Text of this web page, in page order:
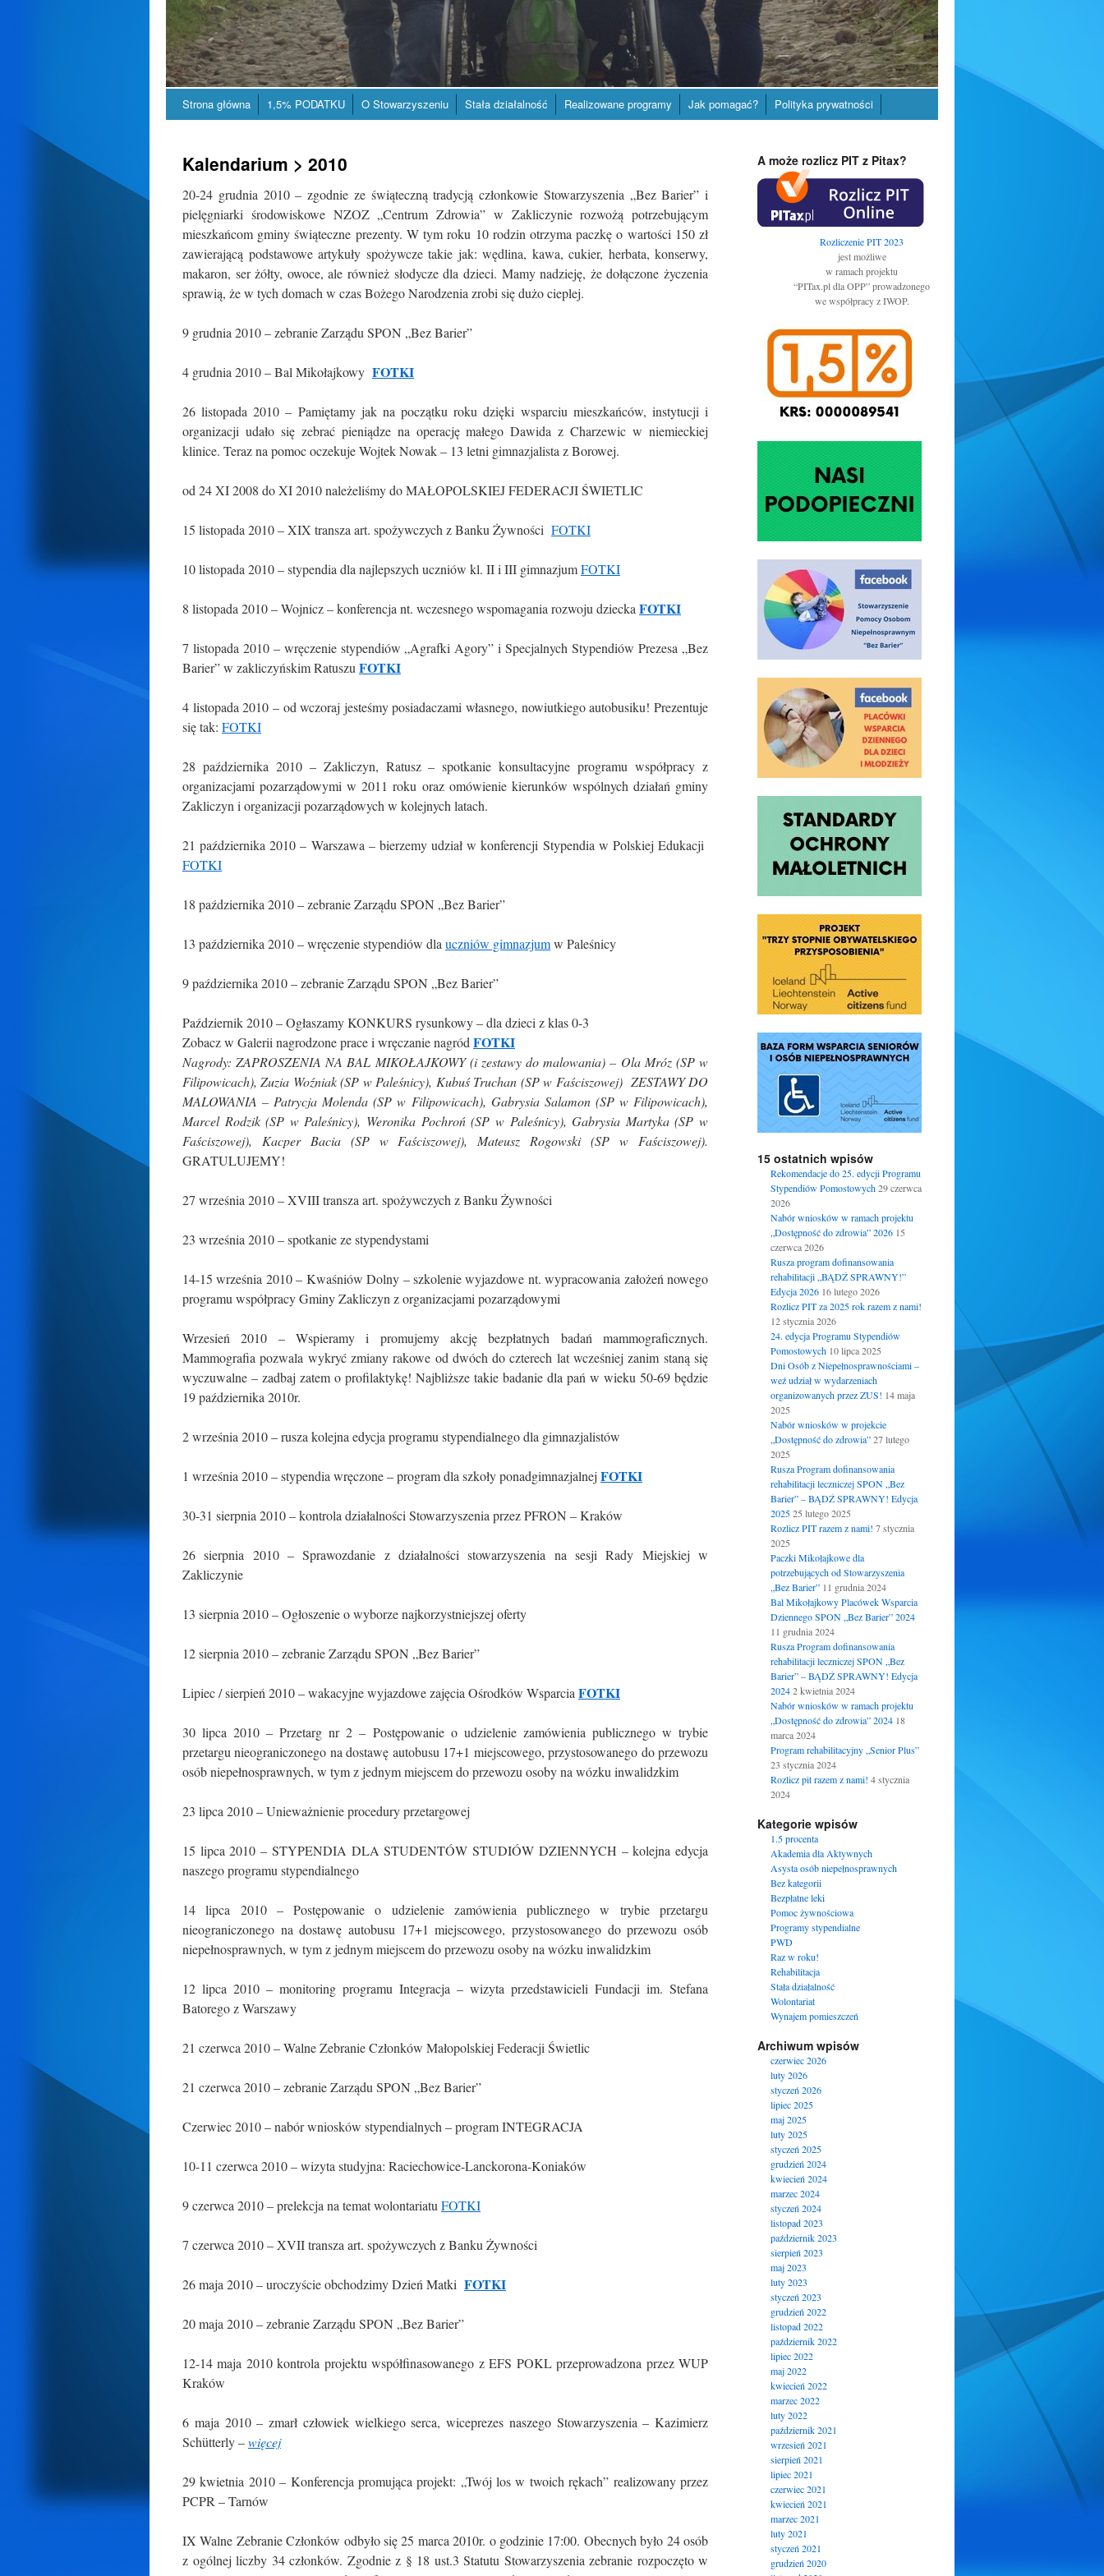
Strona główna 1,5% PODATKU O Stowarzyszeniu Stała działalność Realizowane programy Jak pomagać? Polityka prywatności
Kalendarium > 2010
20-24 grudnia 2010 – zgodnie ze świąteczną tradycją członkowie Stowarzyszenia „Bez Barier” i
pielęgniarki środowiskowe NZOZ „Centrum Zdrowia” w Zakliczynie rozwożą potrzebującym
mieszkańcom gminy świąteczne prezenty. W tym roku 10 rodzin otrzyma paczkę o wartości 150 zł
zawierającą podstawowe artykuły spożywcze takie jak: wędlina, kawa, cukier, herbata, konserwy,
makaron, ser żółty, owoce, ale również słodycze dla dzieci. Mamy nadzieję, że dołączone życzenia
sprawią, że w tych domach w czas Bożego Narodzenia zrobi się dużo cieplej.
9 grudnia 2010 – zebranie Zarządu SPON „Bez Barier”
4 grudnia 2010 – Bal Mikołajkowy FOTKI
26 listopada 2010 – Pamiętamy jak na początku roku dzięki wsparciu mieszkańców, instytucji i
organizacji udało się zebrać pieniądze na operację małego Dawida z Charzewic w niemieckiej
klinice. Teraz na pomoc oczekuje Wojtek Nowak – 13 letni gimnazjalista z Borowej.
od 24 XI 2008 do XI 2010 należeliśmy do MAŁOPOLSKIEJ FEDERACJI ŚWIETLIC
15 listopada 2010 – XIX transza art. spożywczych z Banku Żywności FOTKI
10 listopada 2010 – stypendia dla najlepszych uczniów kl. II i III gimnazjumFOTKI
8 listopada 2010 – Wojnicz – konferencja nt. wczesnego wspomagania rozwoju dziecka FOTKI
7 listopada 2010 – wręczenie stypendiów „Agrafki Agory” i Specjalnych Stypendiów Prezesa „Bez
Barier” w zakliczyńskim Ratuszu FOTKI
4 listopada 2010 – od wczoraj jesteśmy posiadaczami własnego, nowiutkiego autobusiku! Prezentuje
się tak: FOTKI
28 października 2010 – Zakliczyn, Ratusz – spotkanie konsultacyjne programu współpracy z
organizacjami pozarządowymi w 2011 roku oraz omówienie kierunków wspólnych działań gminy
Zakliczyn i organizacji pozarządowych w kolejnych latach.
21 października 2010 – Warszawa – bierzemy udział w konferencji Stypendia w Polskiej Edukacji
FOTKI
18 października 2010 – zebranie Zarządu SPON „Bez Barier”
13 października 2010 – wręczenie stypendiów dla uczniów gimnazjumw Paleśnicy
9 października 2010 – zebranie Zarządu SPON „Bez Barier”
Październik 2010 – Ogłaszamy KONKURS rysunkowy – dla dzieci z klas 0-3
Zobacz w Galerii nagrodzone prace i wręczanie nagród FOTKI
Nagrody:ZAPROSZENIA NA BAL MIKOŁAJKOWY (i zestawy do malowania) – Ola Mróz (SP w
Filipowicach), Zuzia Woźniak (SP w Paleśnicy), Kubuś Truchan (SP w Faściszowej) ZESTAWY DO
MALOWANIA – Patrycja Molenda (SP w Filipowicach), Gabrysia Salamon (SP w Filipowicach),
Marcel Rodzik (SP w Paleśnicy), Weronika Pochroń (SP w Paleśnicy), Gabrysia Martyka (SP w
Faściszowej), Kacper Bacia (SP w Faściszowej), Mateusz Rogowski (SP w Faściszowej).
GRATULUJEMY!
27 września 2010 – XVIII transza art. spożywczych z Banku Żywności
23 września 2010 – spotkanie ze stypendystami
14-15 września 2010 – Kwaśniów Dolny – szkolenie wyjazdowe nt. wypracowania założeń nowego
programu współpracy Gminy Zakliczyn z organizacjami pozarządowymi
Wrzesień 2010 – Wspieramy i promujemy akcję bezpłatnych badań mammograficznych.
Mammografia pozwala wykryć zmiany rakowe od dwóch do czterech lat wcześniej zanim staną się
wyczuwalne – zadbaj zatem o profilaktykę! Najbliższe takie badanie dla pań w wieku 50-69 będzie
19 października 2010r.
2 września 2010 – rusza kolejna edycja programu stypendialnego dla gimnazjalistów
1 września 2010 – stypendia wręczone – program dla szkoły ponadgimnazjalnej FOTKI
30-31 sierpnia 2010 – kontrola działalności Stowarzyszenia przez PFRON – Kraków
26 sierpnia 2010 – Sprawozdanie z działalności stowarzyszenia na sesji Rady Miejskiej w
Zakliczynie
13 sierpnia 2010 – Ogłoszenie o wyborze najkorzystniejszej oferty
12 sierpnia 2010 – zebranie Zarządu SPON „Bez Barier”
Lipiec / sierpień 2010 – wakacyjne wyjazdowe zajęcia Ośrodków Wsparcia FOTKI
30 lipca 2010 – Przetarg nr 2 – Postępowanie o udzielenie zamówienia publicznego w trybie
przetargu nieograniczonego na dostawę autobusu 17+1 miejscowego, przystosowanego do przewozu
osób niepełnosprawnych, w tym z jednym miejscem do przewozu osoby na wózku inwalidzkim
23 lipca 2010 – Unieważnienie procedury przetargowej
15 lipca 2010 – STYPENDIA DLA STUDENTÓW STUDIÓW DZIENNYCH – kolejna edycja
naszego programu stypendialnego
14 lipca 2010 – Postępowanie o udzielenie zamówienia publicznego w trybie przetargu
nieograniczonego na dostawę autobusu 17+1 miejscowego, przystosowanego do przewozu osób
niepełnosprawnych, w tym z jednym miejscem do przewozu osoby na wózku inwalidzkim
12 lipca 2010 – monitoring programu Integracja – wizyta przedstawicieli Fundacji im. Stefana
Batorego z Warszawy
21 czerwca 2010 – Walne Zebranie Członków Małopolskiej Federacji Świetlic
21 czerwca 2010 – zebranie Zarządu SPON „Bez Barier”
Czerwiec 2010 – nabór wniosków stypendialnych – program INTEGRACJA
10-11 czerwca 2010 – wizyta studyjna: Raciechowice-Lanckorona-Koniaków
9 czerwca 2010 – prelekcja na temat wolontariatu FOTKI
7 czerwca 2010 – XVII transza art. spożywczych z Banku Żywności
26 maja 2010 – uroczyście obchodzimy Dzień Matki FOTKI
20 maja 2010 – zebranie Zarządu SPON „Bez Barier”
12-14 maja 2010 kontrola projektu współfinasowanego z EFS POKL przeprowadzona przez WUP
Kraków
6 maja 2010 – zmarł człowiek wielkiego serca, wiceprezes naszego Stowarzyszenia – Kazimierz
Schütterly –więcej
29 kwietnia 2010 – Konferencja promująca projekt: „Twój los w twoich rękach” realizowany przez
PCPR – Tarnów
IX Walne Zebranie Członków odbyło się 25 marca 2010r. o godzinie 17:00. Obecnych było 24 osób
z ogólnej liczby 34 członków. Zgodnie z § 18 ust.3 Statutu Stowarzyszenia zebranie rozpoczęto w
A może rozlicz PIT z Pitax?
Rozliczenie PIT 2023
jest możliwe
w ramach projektu
“PITax.pl dla OPP” prowadzonego
we współpracy z IWOP.
15 ostatnich wpisów
Rekomendacje do 25. edycji Programu
Stypendiów Pomostowych 29 czerwca
2026
Nabór wniosków w ramach projektu
„Dostępność do zdrowia” 2026 15
czerwca 2026
Rusza program dofinansowania
rehabilitacji „BĄDŹ SPRAWNY!”
Edycja 2026 16 lutego 2026
Rozlicz PIT za 2025 rok razem z nami!
12 stycznia 2026
24. edycja Programu Stypendiów
Pomostowych 10 lipca 2025
Dni Osób z Niepełnosprawnościami –
weź udział w wydarzeniach
organizowanych przez ZUS! 14 maja
2025
Nabór wniosków w projekcie
„Dostępność do zdrowia” 27 lutego
2025
Rusza Program dofinansowania
rehabilitacji leczniczej SPON „Bez
Barier” – BĄDŹ SPRAWNY! Edycja
2025 25 lutego 2025
Rozlicz PIT razem z nami! 7 stycznia
2025
Paczki Mikołajkowe dla
potrzebujących od Stowarzyszenia
„Bez Barier” 11 grudnia 2024
Bal Mikołajkowy Placówek Wsparcia
Dziennego SPON „Bez Barier” 2024
11 grudnia 2024
Rusza Program dofinansowania
rehabilitacji leczniczej SPON „Bez
Barier” – BĄDŹ SPRAWNY! Edycja
2024 2 kwietnia 2024
Nabór wniosków w ramach projektu
„Dostępność do zdrowia” 2024 18
marca 2024
Program rehabilitacyjny „Senior Plus”
23 stycznia 2024
Rozlicz pit razem z nami! 4 stycznia
2024
Kategorie wpisów
1.5 procenta
Akademia dla Aktywnych
Asysta osób niepełnosprawnych
Bez kategorii
Bezpłatne leki
Pomoc żywnościowa
Programy stypendialne
PWD
Raz w roku!
Rehabilitacja
Stała działalność
Wolontariat
Wynajem pomieszczeń
Archiwum wpisów
czerwiec 2026
luty 2026
styczeń 2026
lipiec 2025
maj 2025
luty 2025
styczeń 2025
grudzień 2024
kwiecień 2024
marzec 2024
styczeń 2024
listopad 2023
październik 2023
sierpień 2023
maj 2023
luty 2023
styczeń 2023
grudzień 2022
listopad 2022
październik 2022
lipiec 2022
maj 2022
kwiecień 2022
marzec 2022
luty 2022
październik 2021
wrzesień 2021
sierpień 2021
lipiec 2021
czerwiec 2021
kwiecień 2021
marzec 2021
luty 2021
styczeń 2021
grudzień 2020